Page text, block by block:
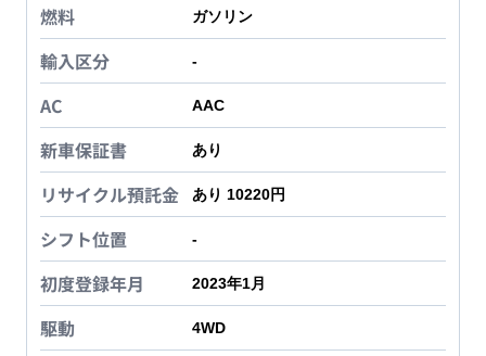
燃料 ガソリン
輸入区分 -
AC AAC
新車保証書 あり
リサイクル預託金 あり 10220円
シフト位置 -
初度登録年月 2023年1月
駆動 4WD